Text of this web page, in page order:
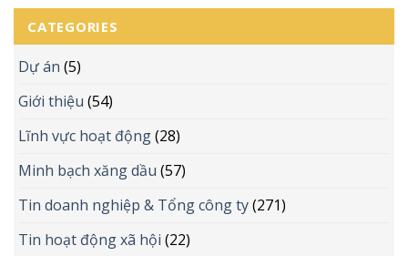
CATEGORIES
Dự án (5)
Giới thiệu (54)
Lĩnh vực hoạt động(28)
Minh bạch xăng dầu (57)
Tin doanh nghiệp & Tổng công ty(271)
Tin hoạt động xã hội (22)